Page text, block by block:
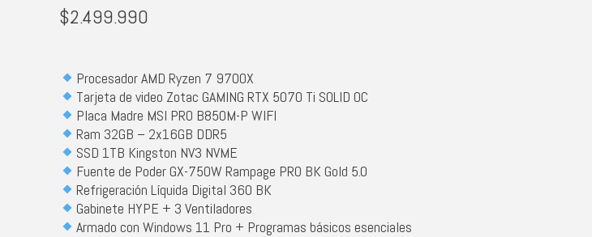
$2.499.990
Procesador AMD Ryzen 7 9700X
Tarjeta de video Zotac GAMING RTX 5070 Ti SOLID OC
Placa Madre MSI PRO B850M-P WIFI
Ram 32GB – 2x16GB DDR5
SSD 1TB Kingston NV3 NVME
Fuente de PoderGX-750W Rampage PRO BK Gold 5.0
Refrigeración Líquida Digital 360 BK
Gabinete HYPE + 3 Ventiladores
Armado con Windows 11 Pro + Programas básicos esenciales